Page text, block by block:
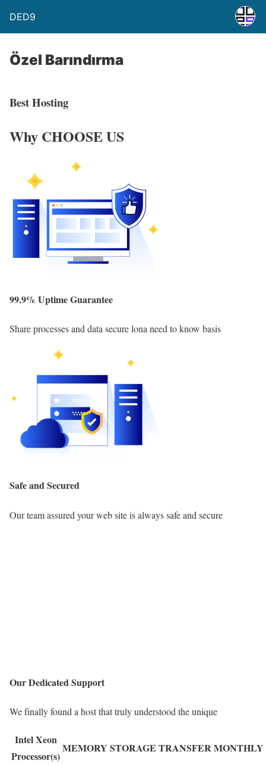
DED9
Özel Barındırma
Best Hosting
Why CHOOSE US
99.9% Uptime Guarantee
Share processes and data secure lona need to know basis
Safe and Secured
Our team assured your web site is always safe and secure
Our Dedicated Support
We finally found a host that truly understood the unique
Intel Xeon
Processor(s)
MEMORY STORAGE TRANSFERMONTHLY